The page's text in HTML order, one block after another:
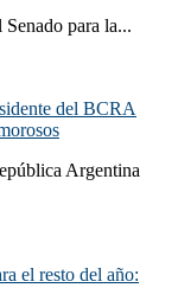
para la...
del BCRA
Argentina
el resto del año: